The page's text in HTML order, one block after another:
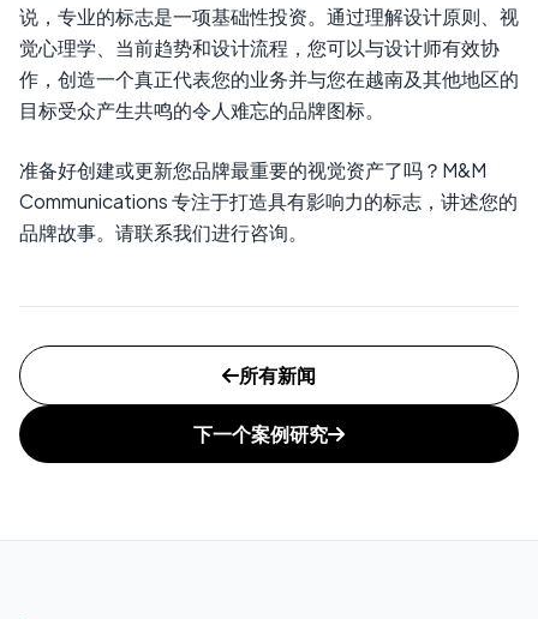
说，专业的标志是一项基础性投资。通过理解设计原则、视
觉心理学、当前趋势和设计流程，您可以与设计师有效协
作，创造一个真正代表您的业务并与您在越南及其他地区的
目标受众产生共鸣的令人难忘的品牌图标。
准备好创建或更新您品牌最重要的视觉资产了吗？M&M
Communications 专注于打造具有影响力的标志，讲述您的
品牌故事。请联系我们进行咨询。
所有新闻
下一个案例研究